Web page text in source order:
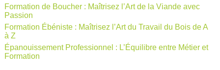
Formation de Boucher : Maîtrisez l’Art de la Viande avec
Passion
Formation Ébéniste : Maîtrisez l’Art du Travail du Bois de A
à Z
Épanouissement Professionnel : L’Équilibre entre Métier et
Formation